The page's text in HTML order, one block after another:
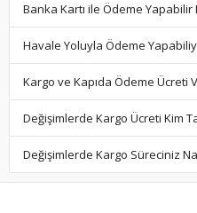
Banka Kartı ile Ödeme Yapabilir
Havale Yoluyla Ödeme
Kargo ve Kapıda Ödeme Ücreti
Değişimlerde Kargo Ücreti Kim
Değişimlerde Kargo Süreciniz